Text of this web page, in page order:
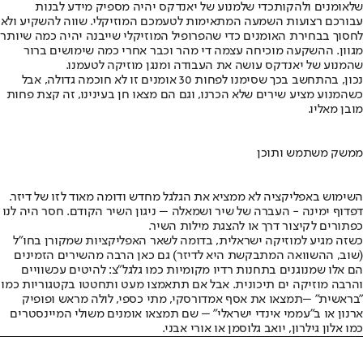
שלאומנים ולהקותכדי שלמנוע של יאנדקס יהיה מספיק מידע לבנות
עבורכם רצועות השמעה המתאימות לטעמכם המוזיקלי. שווה להשקיע ולא
לחסוך בבחירת האומנים כדי שהפרופיל המוזיקלי שייבנה יהיה כמה שיותר
מגוון. ההשקעה מוכיחה עצמה די מהר וכבר אחרי כמה שימושים ברור
שהמנוע של יאנדקס עושה את העבודה ומנגן מוזיקה לטעמנו.
נכון, בהתחשב בכך שסימנו לפחות 30 אומנים זו לא חוכמה גדולה, אבל
כשהמנוע מציע שירים שלא הכרנו, וגם הם מצאו חן בעינינו, זה קצת פחות
מובן מאליו.
ממשק משתמש ותוכן
השימוש באפליקציה לא ממציא את הגלגל מחדש ודומה מאוד לזו של דיזר.
דפדוף ימינה - העברה של שיר ושמאלה – ניגון השיר הקודם. חסר היה לנו
כפתורים לקיצור דרך או להצגת מילות השיר.
כשזה מגיע למוזיקה ישראלית, בדומה לשאר האפליקציות שמקורן בחו"ל
(שוב, ההשוואה המתבקשת היא לדיזר) גם כאן הרבה מהשירים הזמינים
הם אלו שמנוגנים בתחנות רדיו מקומיות כמו גלגל"צ: להיטים עכשוויים
והרבה מוזיקה ים תיכונית. אבל אם תתאמצו מעט ותחטטו בקטגוריות כמו
"בראשית" –תמצאו את אסף אמדורסקי, מתי כספי, לולה מראש ופופיק
ארנון או ב"עממי אינדי ישראלי" – שם תמצאו אומנים משולי המיינסטרים
כמו אלון גילרון, יואב גלוסמן או אורי אבני.